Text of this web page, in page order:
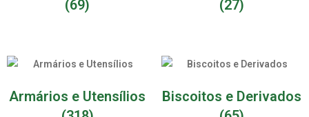
(69)
(27)
Armários e Utensílios
Biscoitos e Derivados